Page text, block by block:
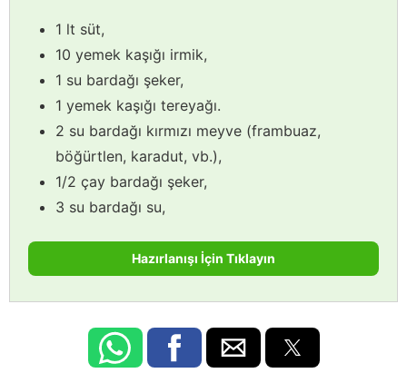
1 lt süt,
10 yemek kaşığı irmik,
1 su bardağı şeker,
1 yemek kaşığı tereyağı.
2 su bardağı kırmızı meyve (frambuaz,
böğürtlen, karadut, vb.),
1/2 çay bardağı şeker,
3 su bardağı su,
Hazırlanışı İçin Tıklayın